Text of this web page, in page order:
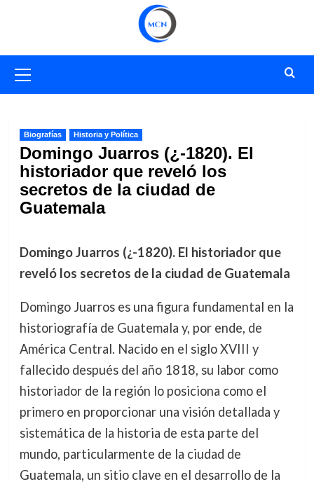
primario
Biografías Historia y Política
Domingo Juarros (¿-1820). El
historiador que reveló los
secretos de la ciudad de
Guatemala
Domingo Juarros (¿-1820). El historiador que
reveló los secretos de la ciudad de Guatemala
Domingo Juarros es una figura fundamental en la
historiografía de Guatemala y, por ende, de
América Central. Nacido en el siglo XVIII y
fallecido después del año 1818, su labor como
historiador de la región lo posiciona como el
primero en proporcionar una visión detallada y
sistemática de la historia de esta parte del
mundo, particularmente de la ciudad de
Guatemala, un sitio clave en el desarrollo de la